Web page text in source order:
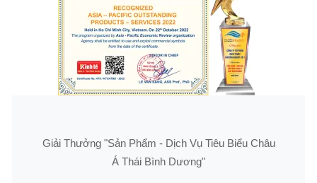
Giải Thưởng "Sản Phẩm - Dịch Vụ Tiêu Biểu Châu
Á Thái Bình Dương"